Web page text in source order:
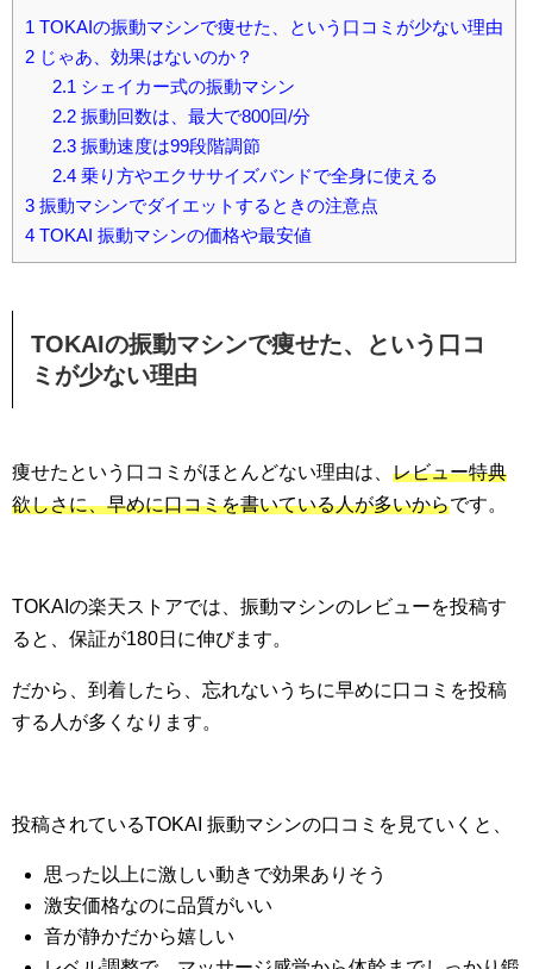
1 TOKAIの振動マシンで痩せた、という口コミが少ない理由
2 じゃあ、効果はないのか？
2.1シェイカー式の振動マシン
2.2振動回数は、最大で800回/分
2.3振動速度は99段階調節
2.4乗り方やエクササイズバンドで全身に使える
3 振動マシンでダイエットするときの注意点
4 TOKAI 振動マシンの価格や最安値
TOKAIの振動マシンで痩せた、という口コ
ミが少ない理由
痩せたという口コミがほとんどない理由は、 レビュー特典
欲しさに、早めに口コミを書いている人が多いからです。
TOKAIの楽天ストアでは、振動マシンのレビューを投稿す
ると、保証が180日に伸びます。
だから、到着したら、忘れないうちに早めに口コミを投稿
する人が多くなります。
投稿されているTOKAI 振動マシンの口コミを見ていくと、
思った以上に激しい動きで効果ありそう
激安価格なのに品質がいい
音が静かだから嬉しい